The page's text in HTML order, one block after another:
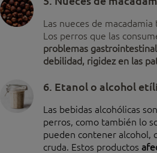
Las nueces de
Los perros que las
problemas
debilidad, rigidez en las
6. Etanol o alcohol
Las bebidas alcohólicas
perros, como también lo
pueden contener alcohol,
cruda. Estos productos